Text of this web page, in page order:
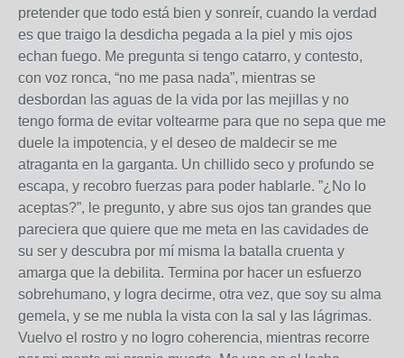
pretender que todo está bien y sonreír, cuando la verdad
es que traigo la desdicha pegada a la piel y mis ojos
echan fuego. Me pregunta si tengo catarro, y contesto,
con voz ronca, “no me pasa nada”, mientras se
desbordan las aguas de la vida por las mejillas y no
tengo forma de evitar voltearme para que no sepa que me
duele la impotencia, y el deseo de maldecir se me
atraganta en la garganta. Un chillido seco y profundo se
escapa, y recobro fuerzas para poder hablarle. ”¿No lo
aceptas?”, le pregunto, y abre sus ojos tan grandes que
pareciera que quiere que me meta en las cavidades de
su ser y descubra por mí misma la batalla cruenta y
amarga que la debilita. Termina por hacer un esfuerzo
sobrehumano, y logra decirme, otra vez, que soy su alma
gemela, y se me nubla la vista con la sal y las lágrimas.
Vuelvo el rostro y no logro coherencia, mientras recorre